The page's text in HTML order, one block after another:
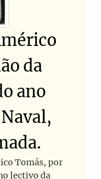
da
ano
Tomás, por
lectivo da